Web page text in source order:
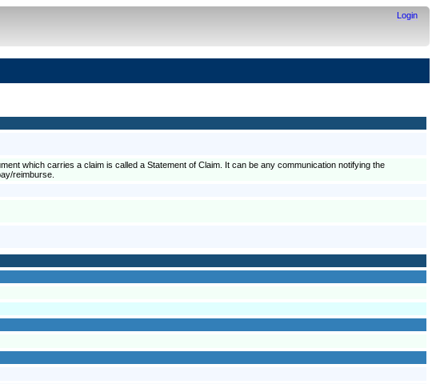
Login
which carries a claim is called a Statement of Claim. It can be any communication notifying the
reimburse.